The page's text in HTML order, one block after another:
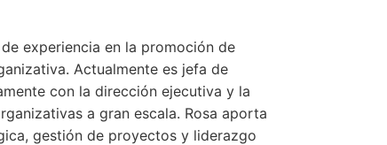
experiencia en la promoción de
Actualmente es jefa de
con la dirección ejecutiva y la
a gran escala. Rosa aporta
gestión de proyectos y liderazgo